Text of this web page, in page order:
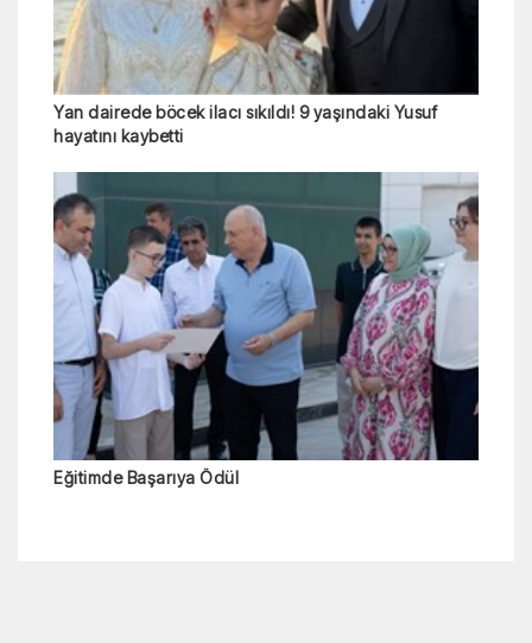
Yan dairede böcek ilacı sıkıldı! 9 yaşındaki Yusuf
hayatını kaybetti
Eğitimde Başarıya Ödül